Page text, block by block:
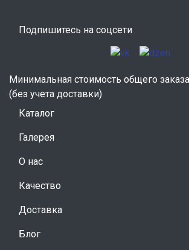
Подпишитесь на соцсети
Минимальная стоимость общего
(без учета доставки)
Каталог
Галерея
О нас
Качество
Доставка
Блог